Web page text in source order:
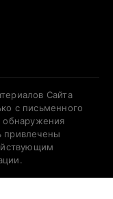
Сайта
с письменного
обнаружения
привлечены